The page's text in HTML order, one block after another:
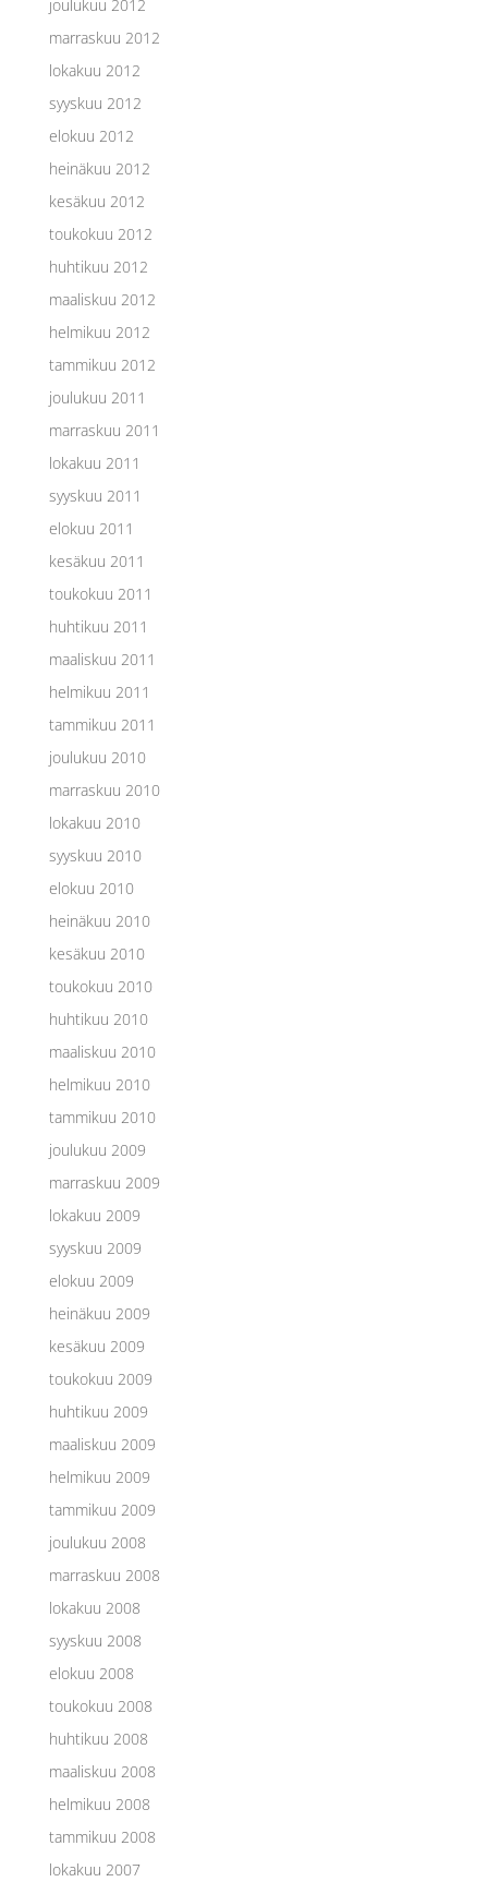
joulukuu 2012
marraskuu 2012
lokakuu 2012
syyskuu 2012
elokuu 2012
heinäkuu 2012
kesäkuu 2012
toukokuu 2012
huhtikuu 2012
maaliskuu 2012
helmikuu 2012
tammikuu 2012
joulukuu 2011
marraskuu 2011
lokakuu 2011
syyskuu 2011
elokuu 2011
kesäkuu 2011
toukokuu 2011
huhtikuu 2011
maaliskuu 2011
helmikuu 2011
tammikuu 2011
joulukuu 2010
marraskuu 2010
lokakuu 2010
syyskuu 2010
elokuu 2010
heinäkuu 2010
kesäkuu 2010
toukokuu 2010
huhtikuu 2010
maaliskuu 2010
helmikuu 2010
tammikuu 2010
joulukuu 2009
marraskuu 2009
lokakuu 2009
syyskuu 2009
elokuu 2009
heinäkuu 2009
kesäkuu 2009
toukokuu 2009
huhtikuu 2009
maaliskuu 2009
helmikuu 2009
tammikuu 2009
joulukuu 2008
marraskuu 2008
lokakuu 2008
syyskuu 2008
elokuu 2008
toukokuu 2008
huhtikuu 2008
maaliskuu 2008
helmikuu 2008
tammikuu 2008
lokakuu 2007